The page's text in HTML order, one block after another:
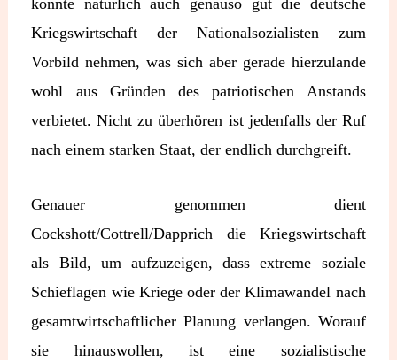
Kriegswirtschaft der Nationalsozialisten zum
Vorbild nehmen, was sich aber gerade hierzulande
wohl aus Gründen des patriotischen Anstands
verbietet. Nicht zu überhören ist jedenfalls der Ruf
nach einem starken Staat, der endlich durchgreift.
Genauer genommen dient
Cockshott/Cottrell/Dapprich die Kriegswirtschaft
als Bild, um aufzuzeigen, dass extreme soziale
Schieflagen wie Kriege oder der Klimawandel nach
gesamtwirtschaftlicher Planung verlangen. Worauf
sie hinauswollen, ist eine sozialistische